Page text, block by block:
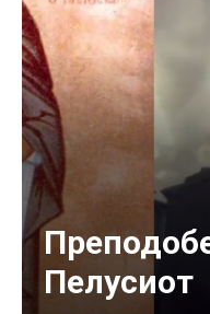
Пелусиот